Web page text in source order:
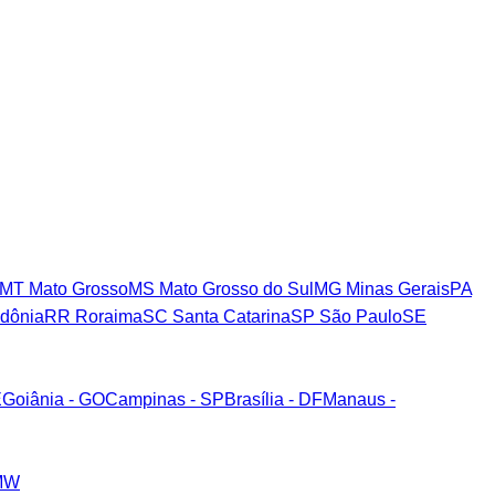
MT Mato GrossoMS Mato Grosso do Sul MG Minas GeraisPA
RR RoraimaSC Santa CatarinaSP São PauloSE
Goiânia - GOCampinas - SPBrasília - DFManaus -